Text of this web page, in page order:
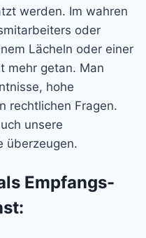
werden. Im wahren
oder
Lächeln oder einer
mehr getan. Man
hohe
rechtlichen Fragen.
unsere
überzeugen.
Empfangs-